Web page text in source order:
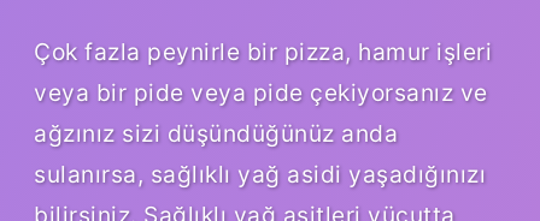
Çok fazla peynirle bir pizza, hamur işleri
veya bir pide veya pide çekiyorsanız ve
ağzınız sizi düşündüğünüz anda
sulanırsa, sağlıklı yağ asidi yaşadığınızı